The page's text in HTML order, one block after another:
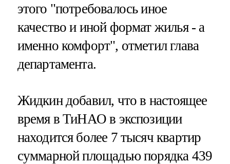
этого "потребовалось иное
качество и иной формат жилья - а
именно комфорт", отметил глава
департамента.
Жидкин добавил, что в настоящее
время в ТиНАО в экспозиции
находится более 7 тысяч квартир
суммарной площадью порядка 439